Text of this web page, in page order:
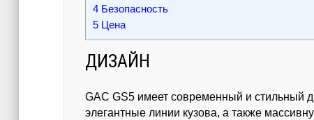
4 Безопасность
5 Цена
ДИЗАЙН
GAC GS5 имеет современный и стильный
элегантные линии кузова, а также